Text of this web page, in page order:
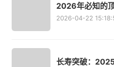
2026年必知的
2026-04-22
长寿突破：